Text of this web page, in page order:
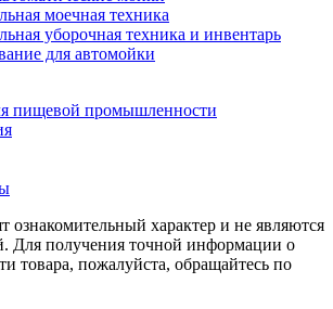
моечная техника
уборочная техника и инвентарь
для автомойки
пищевой промышленности
ознакомительный характер и не являются
Для получения точной информации о
товара, пожалуйста, обращайтесь по